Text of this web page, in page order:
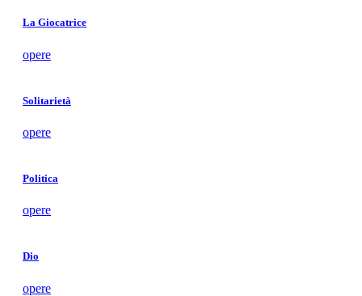
La Giocatrice
opere
Solitarietà
opere
Politica
opere
Dio
opere